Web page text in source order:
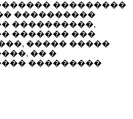
���������
����������
����������,
������� ���
����� �����
�� �
���������